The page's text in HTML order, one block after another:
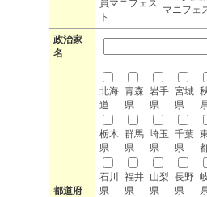
員マニフェス
ト
マニフェ
政治家
名
都道府
北海
道
青森
県
岩手
県
宮城
県
栃木
県
群馬
県
埼玉
県
千葉
県
石川
県
福井
県
山梨
県
長野
県